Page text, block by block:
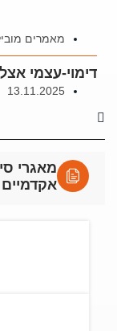
מאמרים
דימוי-עצמי
13.11.2025
מאגרי
אקדמיים